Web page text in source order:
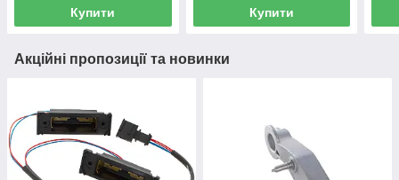
Купити Купити
Акційні пропозиції та новинки